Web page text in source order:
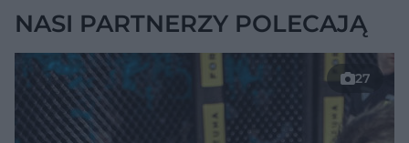
NASI PARTNERZY POLECAJĄ
27